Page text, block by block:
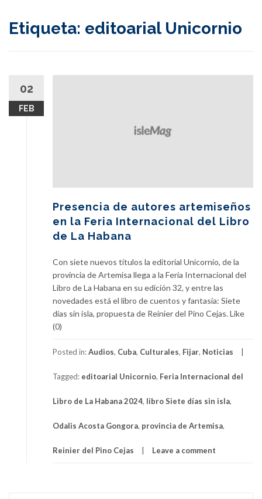
Etiqueta: editoarial Unicornio
02
FEB
Presencia de autores artemiseños
en la Feria Internacional del Libro
de La Habana
Con siete nuevos títulos la editorial Unicornio, de la
provincia de Artemisa llega a la Feria Internacional del
Libro de La Habana en su edición 32, y entre las
novedades está el libro de cuentos y fantasía: Siete
días sin isla, propuesta de Reinier del Pino Cejas. Like
(0)
Posted in:Audios, Cuba, Culturales, Fijar, Noticias
Tagged: editoarial Unicornio, Feria Internacional del
Libro de La Habana 2024, libro Siete días sin isla,
Odalis Acosta Gongora, provincia de Artemisa,
Reinier del Pino Cejas Leave a comment